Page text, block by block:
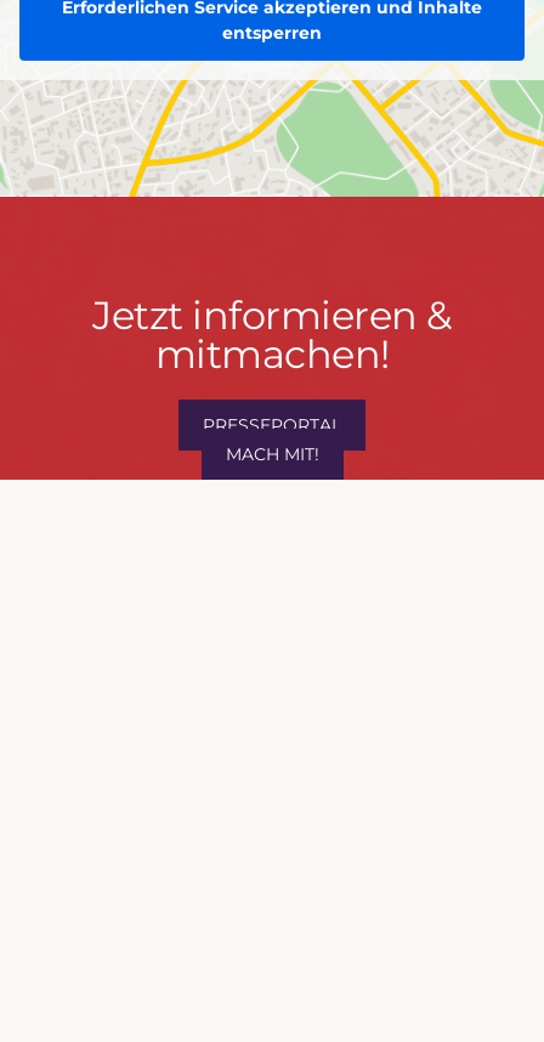
Erforderlichen Service akzeptieren und Inhalte
entsperren
Jetzt
informieren
mitmachen!
Jetzt informieren &
mitmachen!
PRESSEPORTAL
MACH MIT!